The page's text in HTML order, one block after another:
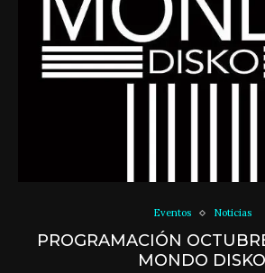
Eventos Noticias
PROGRAMACIÓN
MONDO DISKO